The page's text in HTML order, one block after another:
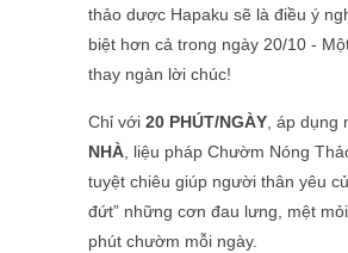
thảo dược Hapaku sẽ là điều ý
biệt hơn cả trong ngày 20/10 -
thay ngàn lời chúc!
Chỉ với 20 PHÚT/NGÀY, áp dụng
NHÀ, liệu pháp Chườm Nóng
tuyệt chiêu giúp người thân yêu
đứt” những cơn đau lưng, mệt
phút chườm mỗi ngày.